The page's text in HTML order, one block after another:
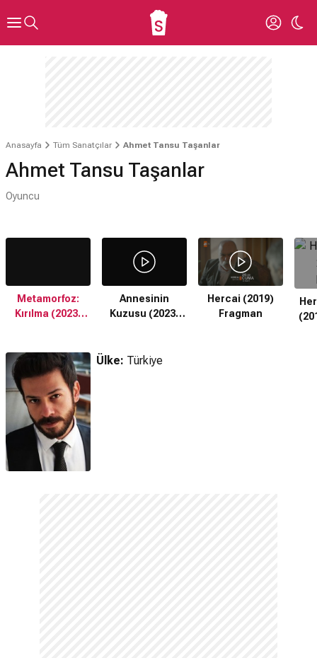
Anasayfa Tüm Sanatçılar Ahmet Tansu Taşanlar
Ahmet Tansu Taşanlar
Oyuncu
Metamorfoz:
Kırılma (2023)
Annesinin
Kuzusu (2023)
Hercai (2019)
Fragman
Ülke: Türkiye